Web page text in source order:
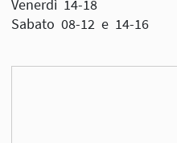
Venerdì 14-18
Sabato 08-12 e 14-16